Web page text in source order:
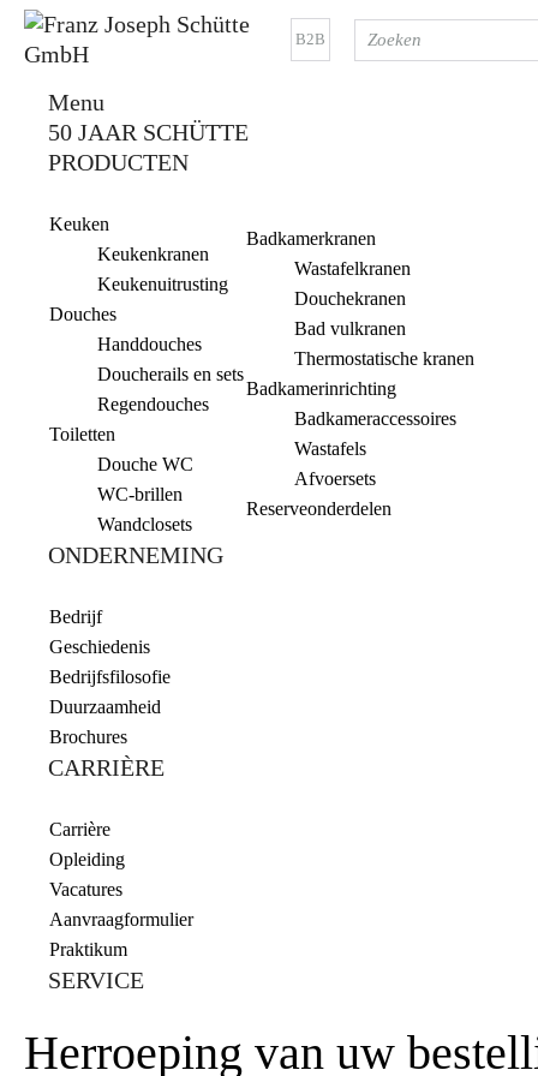
B2B
Menu
50 JAAR SCHÜTTE
PRODUCTEN
Keuken
Keukenkranen
Keukenuitrusting
Douches
Handdouches
Doucherails en sets
Regendouches
Toiletten
Douche WC
WC-brillen
Wandclosets
Badkamerkranen
Wastafelkranen
Douchekranen
Bad vulkranen
Thermostatische kranen
Badkamerinrichting
Badkameraccessoires
Wastafels
Afvoersets
Reserveonderdelen
ONDERNEMING
Bedrijf
Geschiedenis
Bedrijfsfilosofie
Duurzaamheid
Brochures
CARRIÈRE
Carrière
Opleiding
Vacatures
Aanvraagformulier
Praktikum
SERVICE
Herroeping van uw